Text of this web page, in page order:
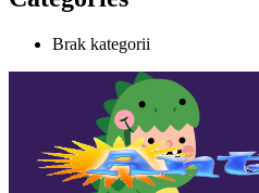
Brak kategorii